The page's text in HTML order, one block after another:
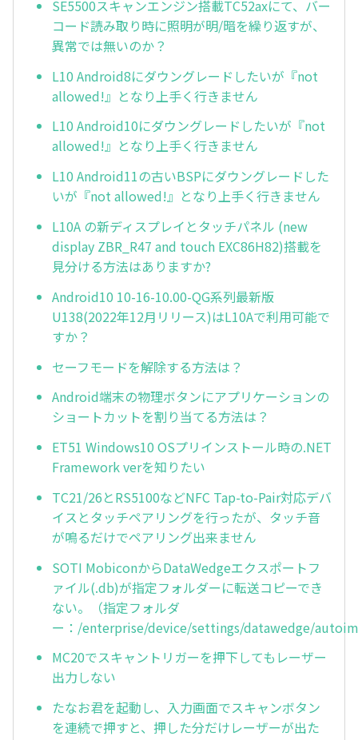
SE5500スキャンエンジン搭載TC52axにて、バー
コード読み取り時に照明が明/暗を繰り返すが、
異常では無いのか？
L10 Android8にダウングレードしたいが『not
allowed!』となり上手く行きません
L10 Android10にダウングレードしたいが『not
allowed!』となり上手く行きません
L10 Android11の古いBSPにダウングレードした
いが『not allowed!』となり上手く行きません
L10A の新ディスプレイとタッチパネル (new
display ZBR_R47 and touch EXC86H82)搭載を
見分ける方法はありますか?
Android10 10-16-10.00-QG系列最新版
U138(2022年12月リリース)はL10Aで利用可能で
すか？
セーフモードを解除する方法は？
Android端末の物理ボタンにアプリケーションの
ショートカットを割り当てる方法は？
ET51 Windows10 OSプリインストール時の.NET
Framework verを知りたい
TC21/26とRS5100などNFC Tap-to-Pair対応デバ
イスとタッチペアリングを行ったが、タッチ音
が鳴るだけでペアリング出来ません
SOTI MobiconからDataWedgeエクスポートフ
ァイル(.db)が指定フォルダーに転送コピーでき
ない。（指定フォルダ
ー：/enterprise/device/settings/datawedge/
MC20でスキャントリガーを押下してもレーザー
出力しない
たなお君を起動し、入力画面でスキャンボタン
を連続で押すと、押した分だけレーザーが出た